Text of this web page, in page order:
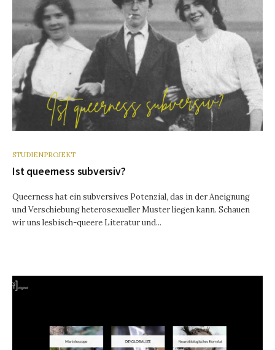
STUDIENPROJEKT
Ist queerness subversiv?
Queerness hat ein subversives Potenzial, das in der Aneignung
und Verschiebung heterosexueller Muster liegen kann. Schauen
wir uns lesbisch-queere Literatur und...